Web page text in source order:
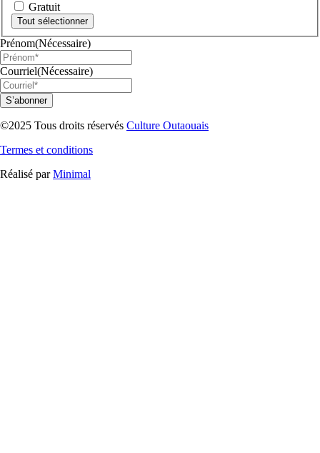
Gratuit
Tout sélectionner
Prénom(Nécessaire)
Courriel(Nécessaire)
©2025 Tous droits réservés Culture Outaouais
Termes et conditions
Réalisé parMinimal